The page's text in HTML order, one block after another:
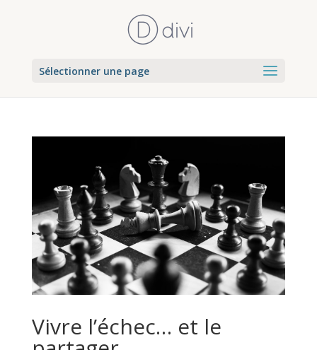
Sélectionner une page
Vivre l’échec… et le